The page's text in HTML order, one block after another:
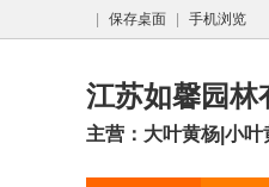
保存桌面 手机浏览
江苏如馨园林
主营：大叶黄杨|小